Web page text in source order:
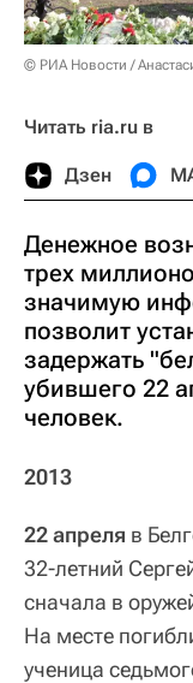
© РИА Новости /
Читать ria.ru в
Дзен
Денежное
трех
значимую
позволит
задержать
убившего 22
человек.
2013
22 апреля в
32-летний
сначала в
На месте
ученица